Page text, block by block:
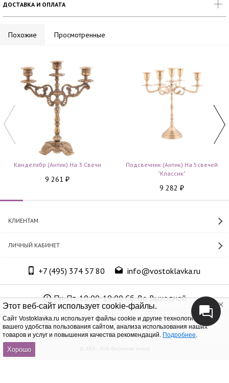
Этот веб-сайт использует cookie-файлы.
Cайт Vostoklavka.ru использует файлы cookie и другие технологии для
вашего удобства пользования сайтом, анализа использования наших
товаров и услуг и повышения качества рекомендаций. Подробнее.
Хорошо
ДОСТАВКА И ОПЛАТА
Похожие Просмотренные
Канделябр (антик) На 3 Свечи
9 261 ₽
Подсвечник (антик) На 5свечей
"Классик"
9 282 ₽
КЛИЕНТАМ
ЛИЧНЫЙ КАБИНЕТ
+7 (495) 374 57 80 info@vostoklavka.ru
Пн-Пт. 10:00-19:00 Сб-Вс. Выходной
ООО «Юнит Групп», ОГРН 1147746305574